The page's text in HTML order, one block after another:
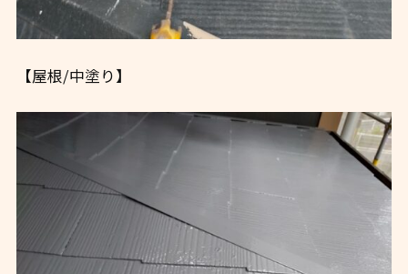
【屋根/中塗り】